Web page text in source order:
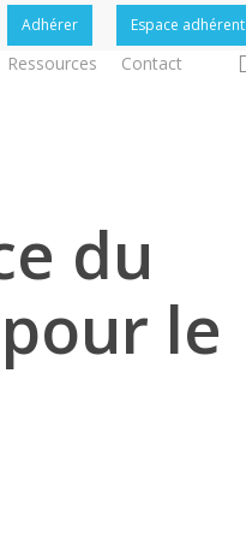
Adhérer Espace adhérent
Ressources Contact
du
le